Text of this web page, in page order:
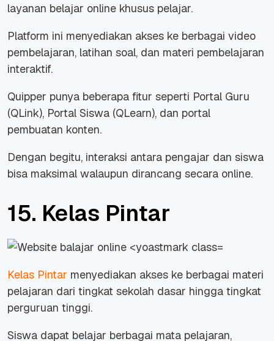
layanan belajar online khusus pelajar.
Platform ini menyediakan akses ke berbagai video
pembelajaran, latihan soal, dan materi pembelajaran
interaktif.
Quipper punya beberapa fitur seperti Portal Guru
(QLink), Portal Siswa (QLearn), dan portal
pembuatan konten.
Dengan begitu, interaksi antara pengajar dan siswa
bisa maksimal walaupun dirancang secara online.
15. Kelas Pintar
Kelas Pintar menyediakan akses ke berbagai materi
pelajaran dari tingkat sekolah dasar hingga tingkat
perguruan tinggi.
Siswa dapat belajar berbagai mata pelajaran,